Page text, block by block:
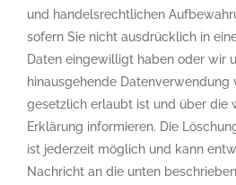
und handelsrechtlichen
sofern Sie nicht ausdrücklich in
Daten eingewilligt haben oder wir
hinausgehende Datenverwendung
gesetzlich erlaubt ist und über die
Erklärung informieren. Die
ist jederzeit möglich und kann
Nachricht an die unten